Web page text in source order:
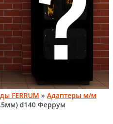
FERRUM » Адаптеры м/м
d140 Феррум